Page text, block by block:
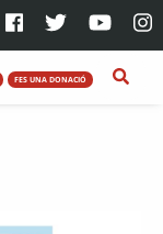
FES UNA DONACIÓ